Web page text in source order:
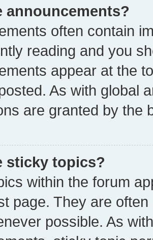
announcements?
often contain
reading and you
appear at the
As with global
are granted by the
sticky topics?
within the forum
page. They are
possible. As